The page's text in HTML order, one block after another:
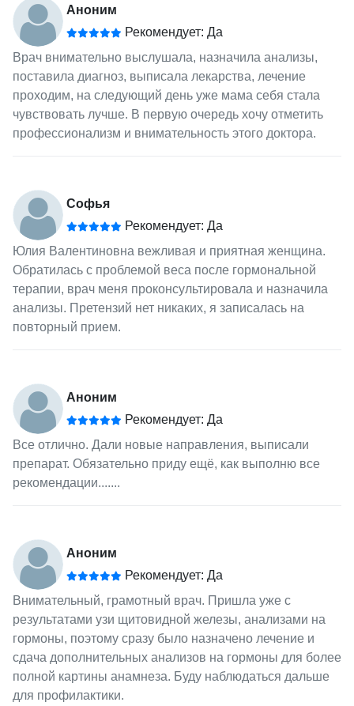
Аноним
Рекомендует: Да
Врач внимательно выслушала, назначила анализы,
поставила диагноз, выписала лекарства, лечение
проходим, на следующий день уже мама себя стала
чувствовать лучше. В первую очередь хочу отметить
профессионализм и внимательность этого доктора.
Софья
Рекомендует: Да
Юлия Валентиновна вежливая и приятная женщина.
Обратилась с проблемой веса после гормональной
терапии, врач меня проконсультировала и назначила
анализы. Претензий нет никаких, я записалась на
повторный прием.
Аноним
Рекомендует: Да
Все отлично. Дали новые направления, выписали
препарат. Обязательно приду ещё, как выполню все
рекомендации.......
Аноним
Рекомендует: Да
Внимательный, грамотный врач. Пришла уже с
результатами узи щитовидной железы, анализами на
гормоны, поэтому сразу было назначено лечение и
сдача дополнительных анализов на гормоны для более
полной картины анамнеза. Буду наблюдаться дальше
для профилактики.